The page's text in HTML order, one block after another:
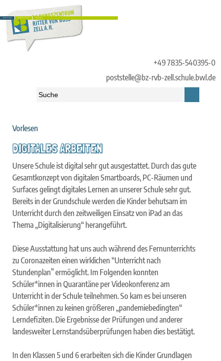
+49 7835-540395-0
poststelle@bz-rvb-zell.schule.bwl.de
RvB.Schule RvB.Menschen RvB.Infos
Startseite» RvB.Schule»
Vorlesen
DIGITALES ARBEITEN
Unsere Schule ist digital sehr gut ausgestattet. Durch das gute
Gesamtkonzept von digitalen Smartboards, PC-Räumen und
Surfaces gelingt digitales Lernen an unserer Schule sehr gut.
Bereits in der Grundschule werden die Kinder behutsam im
Unterricht durch den zeitweiligen Einsatz von iPad an das
Thema „Digitalisierung“ herangeführt.
Diese Ausstattung hat uns auch während des Fernunterrichts
zu Coronazeiten einen wirklichen “Unterricht nach
Stundenplan” ermöglicht. Im Folgenden konnten
Schüler*innen in Quarantäne per Videokonferenz am
Unterricht in der Schule teilnehmen. So kam es bei unseren
Schüler*innen zu keinen größeren „pandemiebedingten“
Lerndefiziten. Die Ergebnisse der Prüfungen und anderer
landesweiter Lernstandsüberprüfungen haben dies bestätigt.
In den Klassen 5 und 6 erarbeiten sich die Kinder Grundlagen